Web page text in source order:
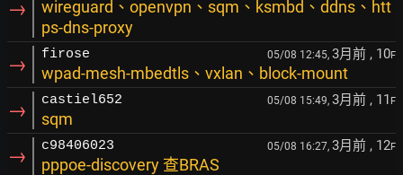
→
wireguard、openvpn、sqm、ksmbd、ddns、htt
ps-dns-proxy
→ firose 05/08 12:45, 3月前 , 10F
wpad-mesh-mbedtls、vxlan、block-mount
→ castiel652 05/08 15:49, 3月前 , 11 F
sqm
→ c98406023 05/08 16:27, 3月前 , 12F
pppoe-discovery 查BRAS